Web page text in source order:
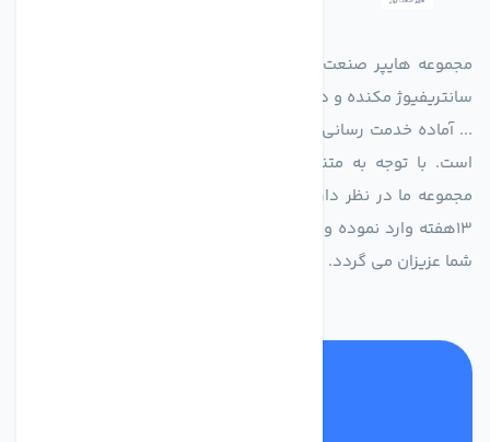
مجموعه هایپر صنعت ایران در امر تولید و واردات انواع فن های
سانتریفیوژ مکنده و دمنده آکسیال، سقفی، بین کانالی، مرغداری و
... آماده خدمت رسانی به شرکت های تولیدی، صنعتی و ساختمانی
است. با توجه به متنوع بودن فن های تولیدی کمپانی اروپایی
مجموعه ما در نظر دارد کالاهای تخصصی شما عزیزان رو در صرف
13هفته وارد نموده و این عمر باعث صرفه جویی در هزینه و زمان
شما عزیزان می گردد.